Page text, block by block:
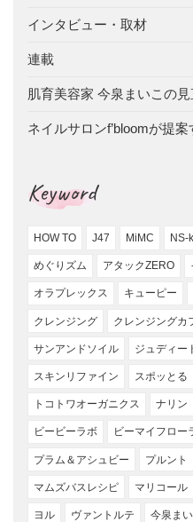
インタビュー・取材
連載
肌育美容家 今泉まいこの
ネイルサロンf’bloomが提
Keyword
HOW TO J47 MiMC NS-
めぐりズム アタックZERO
オラプレックス キューピー
クレンジング クレンジングカ
サンアンドソイル ジュディー
スキンリファイン スポッとる
トコトワオーガニクス ナリン
ビービーラボ ビーマイフロー
プラム＆アシュビー プルント
マムズバスレシピ マリコール
ヨル ヴァントルテ 今泉ま